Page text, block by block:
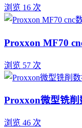
浏览 16 次
Proxxon MF70
浏览 57 次
Proxxon微型铣
浏览 46 次